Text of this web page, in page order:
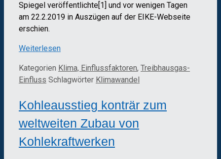
Spiegel veröffentlichte[1] und vor wenigen Tagen
am 22.2.2019 in Auszügen auf der EIKE-Webseite
erschien.
Weiterlesen
Kategorien Klima, Einflussfaktoren, Treibhausgas-
Einfluss Schlagwörter Klimawandel
Kohleausstieg konträr zum
weltweiten Zubau von
Kohlekraftwerken